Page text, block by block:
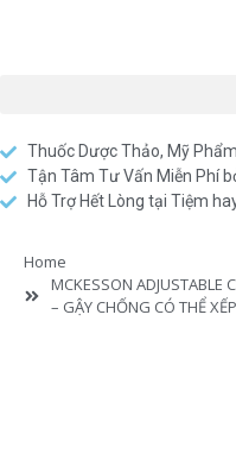
Thuốc Dược Thảo, Mỹ
Tận Tâm Tư Vấn Miễn Phí
Hỗ Trợ Hết Lòng tại Tiệm
Home
MCKESSON ADJUSTABLE
– GẬY CHỐNG CÓ THỂ